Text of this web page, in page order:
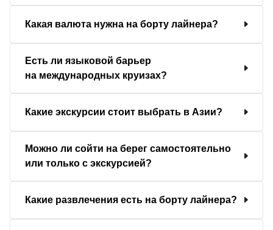
Какая валюта нужна на борту лайнера?
Есть ли языковой барьер
на международных круизах?
Какие экскурсии стоит выбрать в Азии?
Можно ли сойти на берег самостоятельно
или только с экскурсией?
Какие развлечения есть на борту лайнера?